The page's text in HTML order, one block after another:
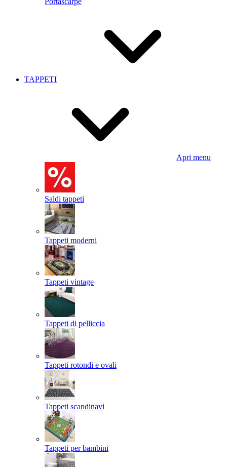
TAPPETI
Apri menu
Saldi tappeti
Tappeti moderni
Tappeti vintage
Tappeti di pelliccia
Tappeti rotondi e ovali
Tappeti scandinavi
Tappeti per bambini